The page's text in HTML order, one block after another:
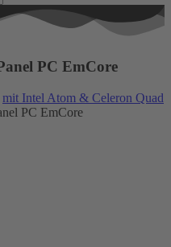
PC EmCore
mit Intel Atom & Celeron Quad
PC EmCore